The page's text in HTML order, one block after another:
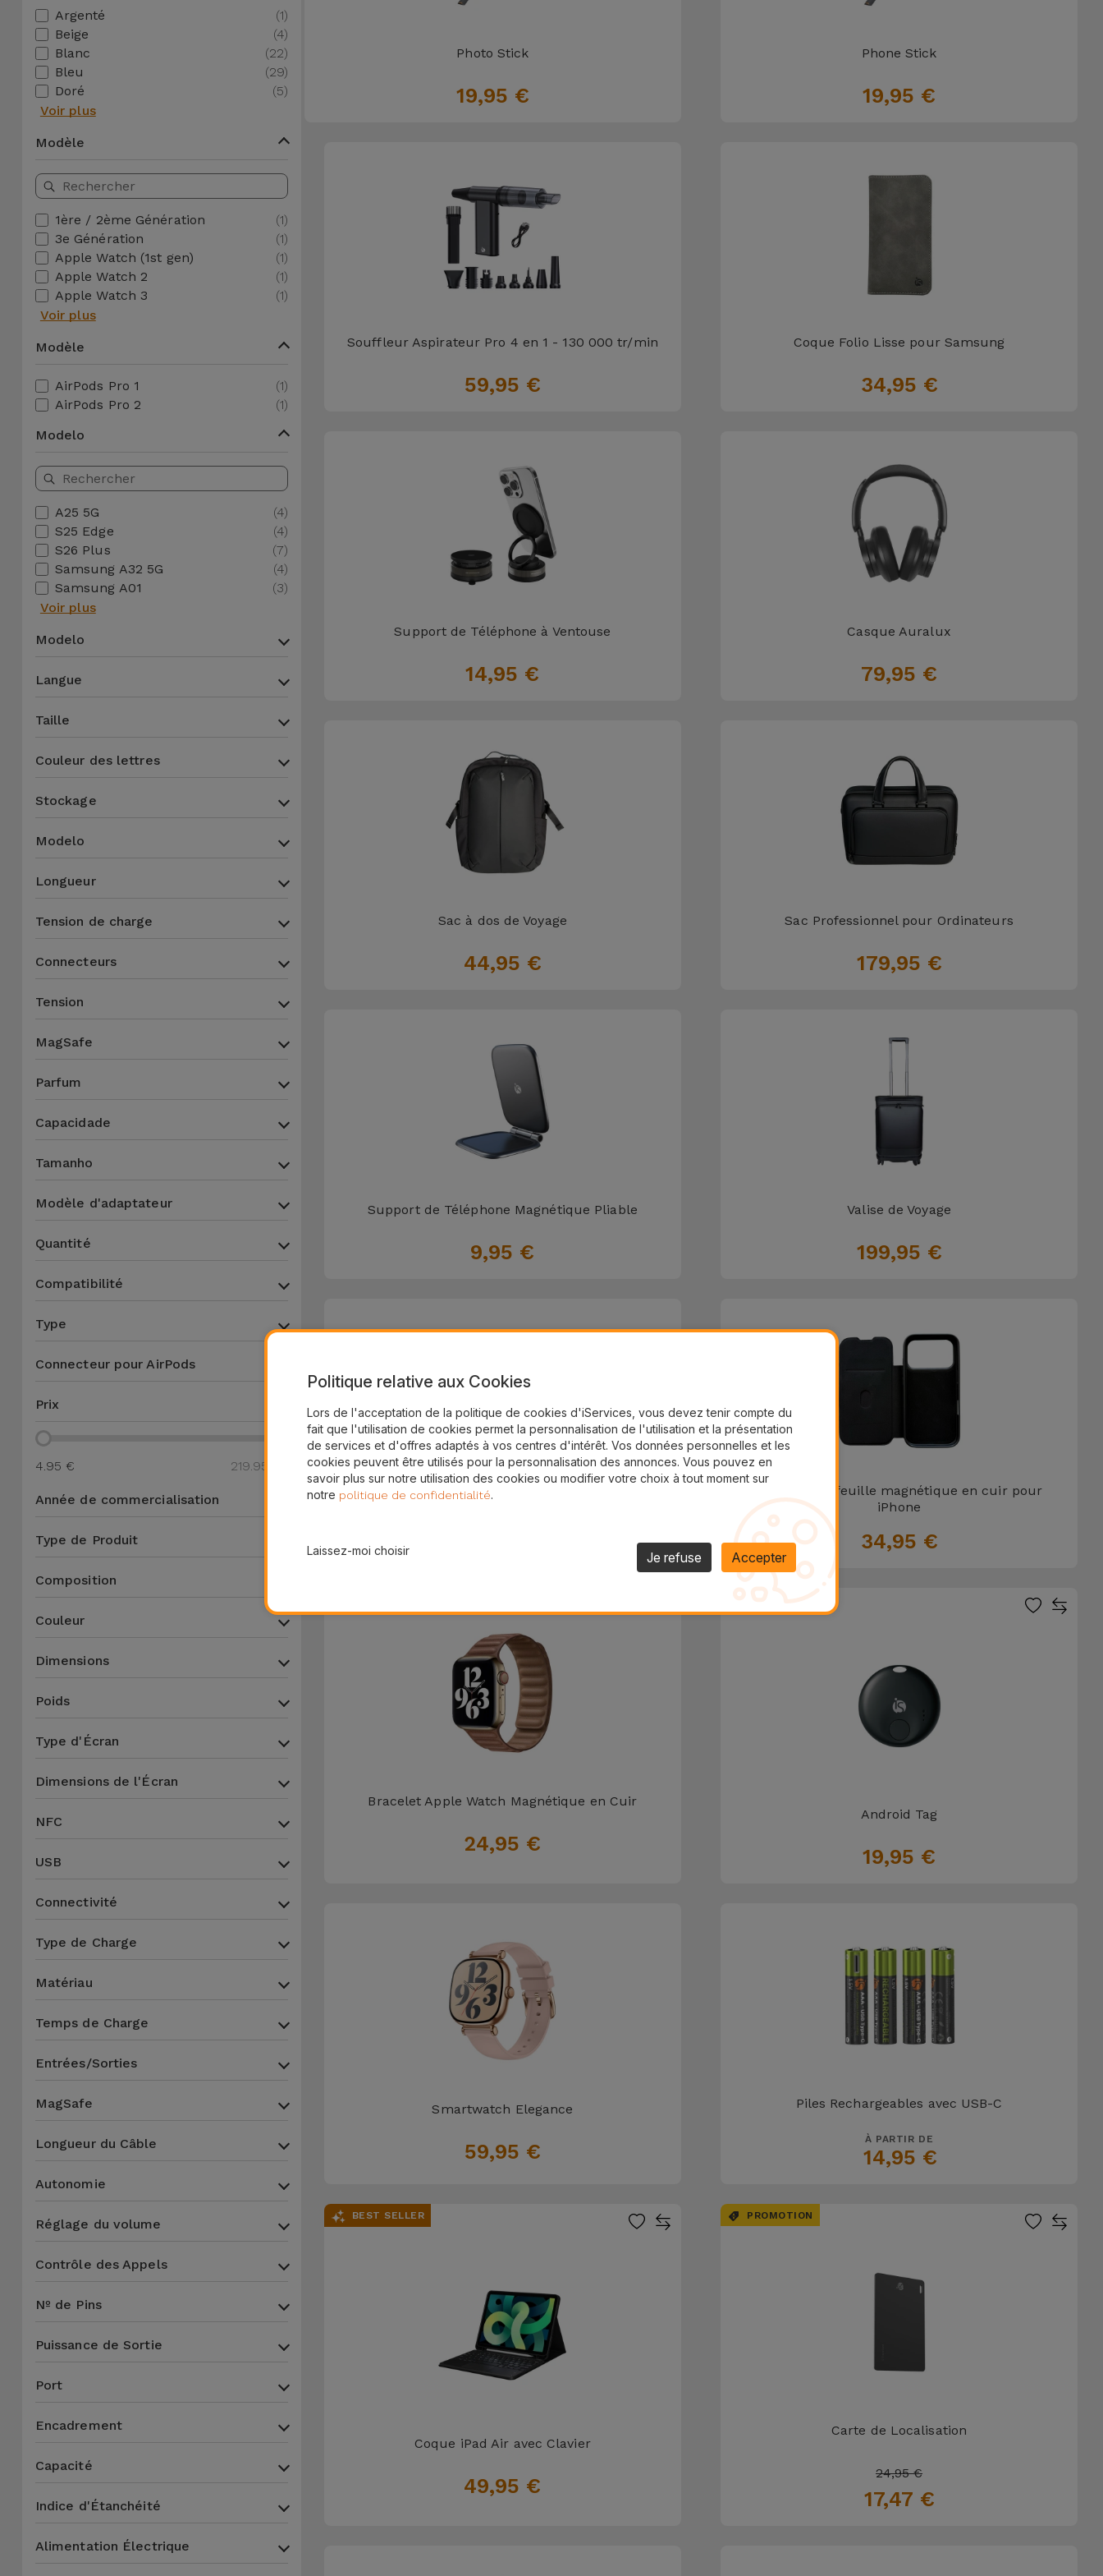
Samsung
Xiaomi
Huawei
Oppo
OnePlus
Google
Dyson
Autres
Marques
Voir
tout
Apple Watch
Reconditionnés
Samsungs
Reconditionnés
iMacs
Consoles de
Jeux
Reconditionnées
Voir
tout
Adaptateurs
Coques et
Protections
d'Écran
Batteries
Externes
Chargeurs
Ecouteurs
et
Enceintes
Montres
et
Bracelets
de
Téléphone
Gadgets
Hygiène
et
Étuis et Sacs
Mobilité,
Vélo
Accessoires
iPad et
Voir
Argenté
(1)
Beige
(4)
Blanc
(22)
Bleu
(29)
Doré
(5)
Voir plus
Modèle
1ère / 2ème Génération
(1)
3e Génération
(1)
Apple Watch (1st gen)
(1)
Apple Watch 2
(1)
Apple Watch 3
(1)
Voir plus
Modèle
AirPods Pro 1
(1)
AirPods Pro 2
(1)
Modelo
A25 5G
(4)
S25 Edge
(4)
S26 Plus
(7)
Samsung A32 5G
(4)
Samsung A01
(3)
Voir plus
Modelo
Langue
Taille
Couleur des lettres
Stockage
Modelo
Longueur
Tension de charge
Connecteurs
Tension
MagSafe
Parfum
Capacidade
Tamanho
Modèle d'adaptateur
Quantité
Compatibilité
Type
Connecteur pour AirPods
Prix
4.95 € 219.95 €
Année de commercialisation
Type de Produit
Composition
Couleur
Dimensions
Poids
Type d'Écran
Dimensions de l'Écran
NFC
USB
Connectivité
Type de Charge
Matériau
Temps de Charge
Entrées/Sorties
MagSafe
Longueur du Câble
Autonomie
Réglage du volume
Contrôle des Appels
Nº de Pins
Puissance de Sortie
Port
Encadrement
Capacité
Indice d'Étanchéité
Alimentation Électrique
Photo Stick
19,95 €
Phone Stick
19,95 €
Souffleur Aspirateur Pro 4 en 1 - 130 000 tr/min
59,95 €
Coque Folio Lisse pour Samsung
34,95 €
Support de Téléphone à Ventouse
14,95 €
Casque Auralux
79,95 €
Sac à dos de Voyage
44,95 €
Sac Professionnel pour Ordinateurs
179,95 €
Support de Téléphone Magnétique Pliable
9,95 €
Valise de Voyage
199,95 €
Mini Micro Cravate
Coque portefeuille magnétique en cuir pour
iPhone
34,95 €
Bracelet Apple Watch Magnétique en Cuir
24,95 €
BEST SELLER
Android Tag
19,95 €
Smartwatch Elegance
59,95 €
Piles Rechargeables avec USB-C
À PARTIR DE
14,95 €
BEST SELLER
Coque iPad Air avec Clavier
49,95 €
PROMOTION
Carte de Localisation
24,95 €
17,47 €
Politique relative aux Cookies
Lors de l'acceptation de la politique de cookies d'iServices, vous devez tenir compte du
fait que l'utilisation de cookies permet la personnalisation de l'utilisation et la présentation
de services et d'offres adaptés à vos centres d'intérêt. Vos données personnelles et les
cookies peuvent être utilisés pour la personnalisation des annonces. Vous pouvez en
savoir plus sur notre utilisation des cookies ou modifier votre choix à tout moment sur
notre politique de confidentialité.
Laissez-moi choisir Je refuse Accepter